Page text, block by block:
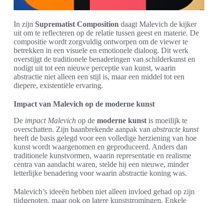
In zijn Suprematist Composition daagt Malevich de kijker
uit om te reflecteren op de relatie tussen geest en materie. De
compositie wordt zorgvuldig ontworpen om de viewer te
betrekken in een visuele en emotionele dialoog. Dit werk
overstijgt de traditionele benaderingen van schilderkunst en
nodigt uit tot een nieuwe perceptie van kunst, waarin
abstractie niet alleen een stijl is, maar een middel tot een
diepere, existentiële ervaring.
Impact van Malevich op de moderne kunst
De impact Malevich op de moderne kunst is moeilijk te
overschatten. Zijn baanbrekende aanpak van abstracte kunst
heeft de basis gelegd voor een volledige herziening van hoe
kunst wordt waargenomen en geproduceerd. Anders dan
traditionele kunstvormen, waarin representatie en realisme
centra van aandacht waren, stelde hij een nieuwe, minder
letterlijke benadering voor waarin abstractie koning was.
Malevich’s ideeën hebben niet alleen invloed gehad op zijn
tijdgenoten, maar ook op latere kunststromingen. Enkele